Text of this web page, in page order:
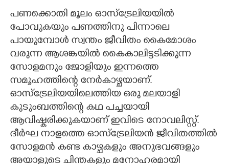
പണക്കൊതി മൂലം ഓസ്ട്രേലിയയിൽ
പോവുകയും പണത്തിനു പിന്നാലെ
പായുമ്പോൾ സ്വന്തം ജീവിതം കൈമോശം
വരുന്ന ആശങ്കയിൽ കൈകാലിട്ടടിക്കുന്ന
സോളമനും ജോളിയും ഇന്നത്തെ
സമൂഹത്തിന്റെ നേർകാഴ്ചയാണ്.
ഓസ്ട്രേലിയയിലെത്തിയ ഒരു മലയാളി
കുടുംബത്തിന്റെ കഥ പച്ചയായി
ആവിഷ്കരിക്കുകയാണ് ഇവിടെ നോവലിസ്റ്റ്.
ദീർഘ നാളത്തെ ഓസ്ട്രേലിയൻ ജീവിതത്തിൽ
സോളമൻ കണ്ട കാഴ്ചകളും അനുഭവങ്ങളും
അയാളുടെ ചിന്തകളും മനോഹരമായി